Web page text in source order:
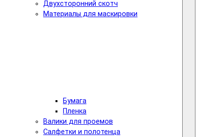
Двухсторонний скотч
Материалы для маскировки
Бумага
Пленка
Валики для проемов
Салфетки и полотенца